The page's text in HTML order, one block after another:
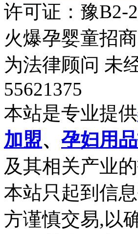
许可证：豫B2-
火爆孕婴童招
为法律顾问 未
55621375
本站是专业提供
加盟、 孕妇用
及其相关产业
本站只起到信
方谨慎交易,以